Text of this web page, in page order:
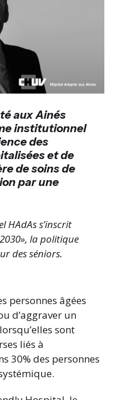
aux Ainés
institutionnel
des
et de
de soins de
par une
s’inscrit
la politique
des séniors.
personnes âgées
d’aggraver un
sont
liés à
30% des personnes